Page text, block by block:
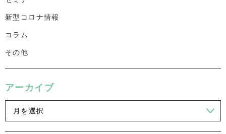
新型コロナ情報
コラム
その他
アーカイブ